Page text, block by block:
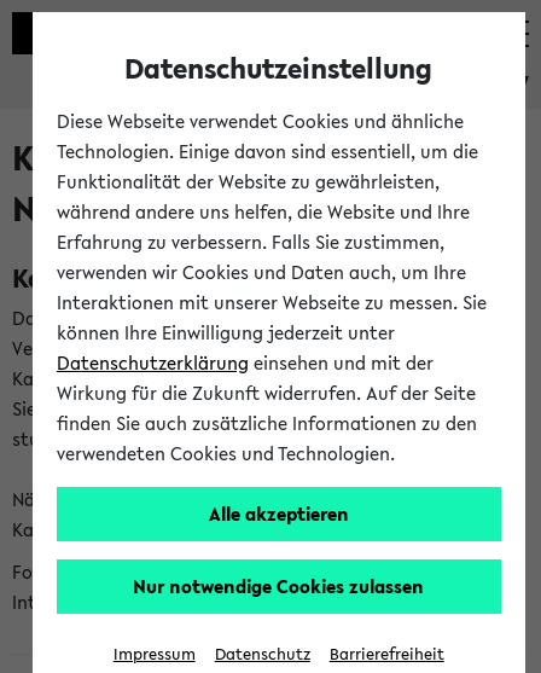
eKVV
Kalenderintegration und
Newsfeeds
Kalenderintegration
Das eKVV bietet Ihnen die Möglichkeit,
Veranstaltungstermine in eine Vielzahl von
Kalenderanwendungen einzubinden. Auf diese Weise können
Sie einen gemeinsamen Überblick über Ihre privaten und
studienbezogenen Termine erhalten.
Näheres zu Vorteilen und Funktionsweise der
Kalenderintegration können Sie auf unserer
Folgende Kalender bietet Ihnen das eKVV derzeit zur
Integration an:
Datenschutzeinstellung
Diese Webseite verwendet Cookies und ähnliche
Technologien. Einige davon sind essentiell, um die
Funktionalität der Website zu gewährleisten,
während andere uns helfen, die Website und Ihre
Erfahrung zu verbessern. Falls Sie zustimmen,
verwenden wir Cookies und Daten auch, um Ihre
Interaktionen mit unserer Webseite zu messen. Sie
können Ihre Einwilligung jederzeit unter
Datenschutzerklärung einsehen und mit der
Wirkung für die Zukunft widerrufen. Auf der Seite
finden Sie auch zusätzliche Informationen zu den
verwendeten Cookies und Technologien.
Alle akzeptieren
Nur notwendige Cookies zulassen
Impressum Datenschutz Barrierefreiheit